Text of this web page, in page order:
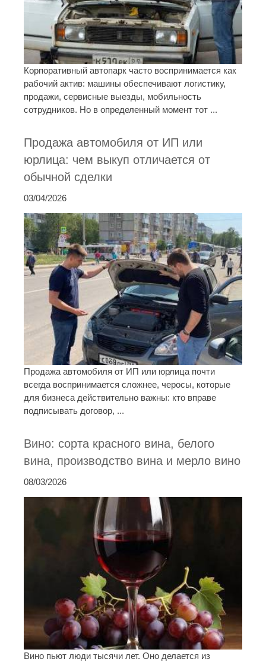
Корпоративный автопарк часто воспринимается как
рабочий актив: машины обеспечивают логистику,
продажи, сервисные выезды, мобильность
сотрудников. Но в определенный момент тот ...
Продажа автомобиля от ИП или
юрлица: чем выкуп отличается от
обычной сделки
03/04/2026
Продажа автомобиля от ИП или юрлица почти
всегда воспринимается сложнее, черосы, которые
для бизнеса действительно важны: кто вправе
подписывать договор, ...
Вино: сорта красного вина, белого
вина, производство вина и мерло вино
08/03/2026
Вино пьют люди тысячи лет. Оно делается из